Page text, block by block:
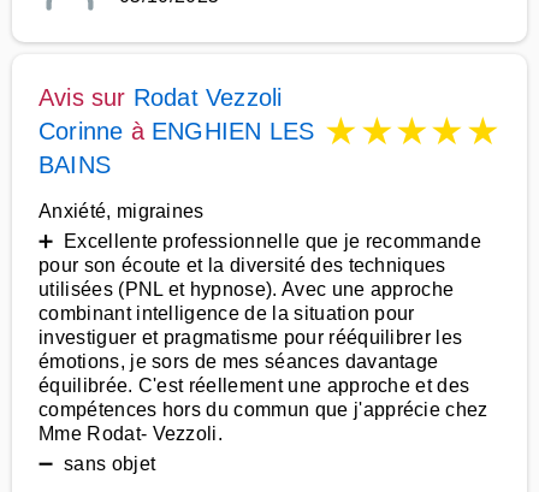
Avis sur Rodat Vezzoli
Corinne à ENGHIEN LES
BAINS
★★★★★
Anxiété, migraines
➕ Excellente professionnelle que je recommande
pour son écoute et la diversité des techniques
utilisées (PNL et hypnose). Avec une approche
combinant intelligence de la situation pour
investiguer et pragmatisme pour rééquilibrer les
émotions, je sors de mes séances davantage
équilibrée. C'est réellement une approche et des
compétences hors du commun que j'apprécie chez
Mme Rodat- Vezzoli.
➖ sans objet